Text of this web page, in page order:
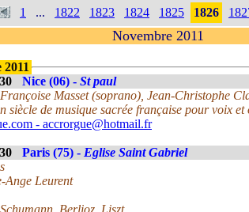
1 ... 1822 1823 1824 1825 1826
Novembre 2011
Nice (06) - St paul
Masset (soprano), Jean-Christophe
siècle de musique sacrée française pour voix
- accrorgue@hotmail.fr
Paris (75) - Eglise Saint Gabriel
Ange Leurent
Berlioz, Liszt